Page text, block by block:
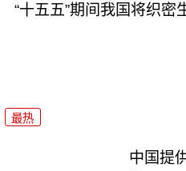
“十五五”期间我国将织密
最热
中国提